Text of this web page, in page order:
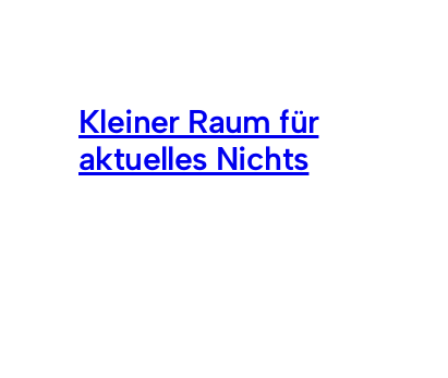
Kleiner Raum für
aktuelles Nichts